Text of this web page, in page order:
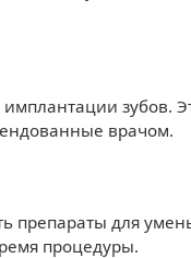
зубов.
врачом.
препараты для
процедуры.